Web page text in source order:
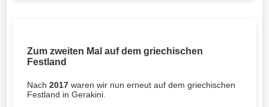
Zum zweiten Mal auf dem griechischen
Festland
Nach2017 waren wir nun erneut auf dem griechischen
Festland in Gerakini.